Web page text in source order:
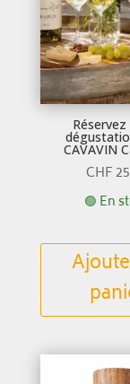
CAVAVIN
CHF
🟢 En